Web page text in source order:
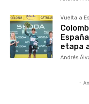
Vuelta a
etapa
Andrés
-